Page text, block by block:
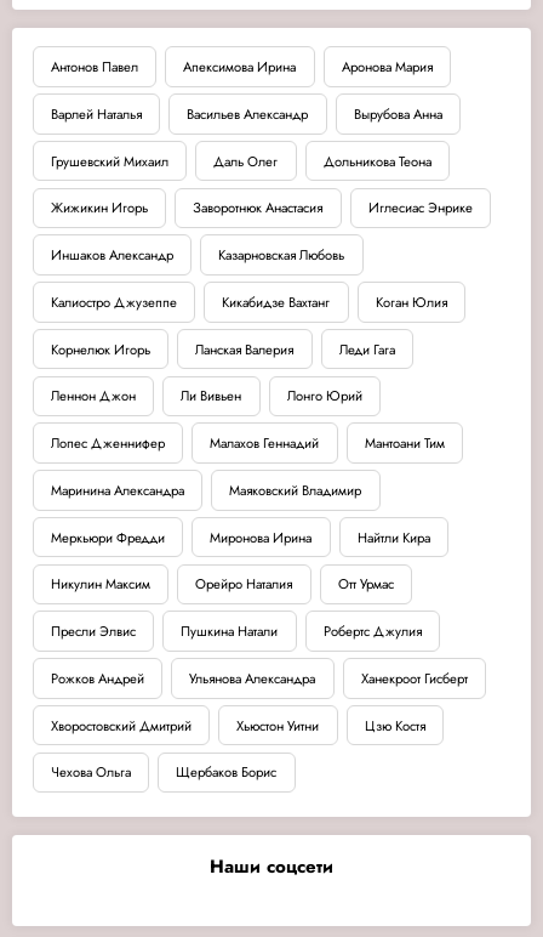
Антонов Павел Апексимова Ирина Аронова Мария
Варлей Наталья Васильев Александр Вырубова Анна
Грушевский Михаил Даль Олег Дольникова Теона
Жижикин Игорь Заворотнюк Анастасия Иглесиас Энрике
Иншаков Александр Казарновская Любовь
Калиостро Джузеппе Кикабидзе Вахтанг Коган Юлия
Корнелюк Игорь Ланская Валерия Леди Гага
Леннон Джон Ли Вивьен Лонго Юрий
Лопес Дженнифер Малахов Геннадий Мантоани Тим
Маринина Александра Маяковский Владимир
Меркьюри Фредди Миронова Ирина Найтли Кира
Никулин Максим Орейро Наталия Отт Урмас
Пресли Элвис Пушкина Натали Робертс Джулия
Рожков Андрей Ульянова Александра Ханекроот Гисберт
Хворостовский Дмитрий Хьюстон Уитни Цзю Костя
Чехова Ольга Щербаков Борис
Наши соцсети